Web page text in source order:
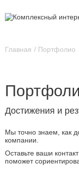
Главная Портфолио
Достижения и
Мы точно знаем, как
компании.
Оставьте ваши
поможет